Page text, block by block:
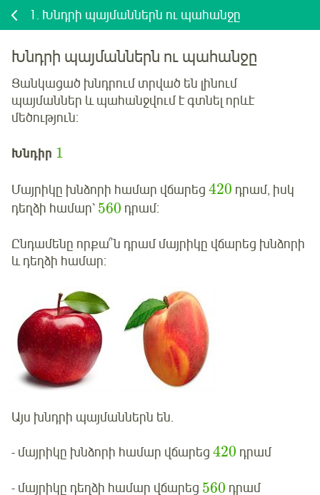
1. Խնդրի պայմաններն ու պահանջը
Խնդրի պայմաններն ու պահանջը
Ցանկացած խնդրում տրված են լինում
պայմաններ և պահանջվում է գտնել որևէ
մեծություն:
Խնդիր 1
Մայրիկը խնձորի համար վճարեց 420 դրամ, իսկ
դեղձի համար՝ 560 դրամ:
Ընդամենը որքա՞ն դրամ մայրիկը վճարեց խնձորի
և դեղձի համար:
Այս խնդրի պայմաններն են.
- մայրիկը խնձորի համար վճարեց 420 դրամ
- մայրիկը դեղձի համար վճարեց 560 դրամ